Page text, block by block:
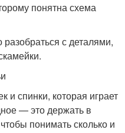
понятна схема
с деталями,
и спинки, которая играет
— это держать в
понимать сколько и